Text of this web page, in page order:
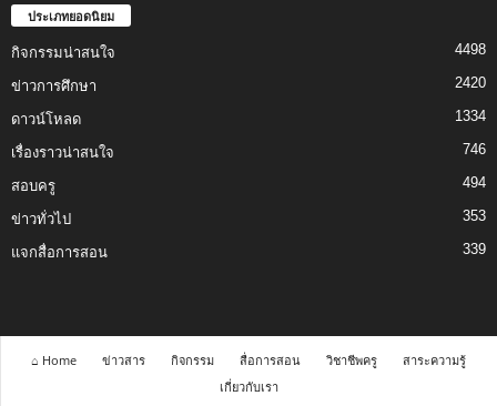
ประเภทยอดนิยม
กิจกรรมน่าสนใจ 4498
ข่าวการศึกษา 2420
ดาวน์โหลด 1334
เรื่องราวน่าสนใจ 746
สอบครู 494
ข่าวทั่วไป 353
แจกสื่อการสอน 339
⌂ Home ข่าวสาร กิจกรรม สื่อการสอน วิชาชีพครู
สาระความรู้
เกี่ยวกับเรา